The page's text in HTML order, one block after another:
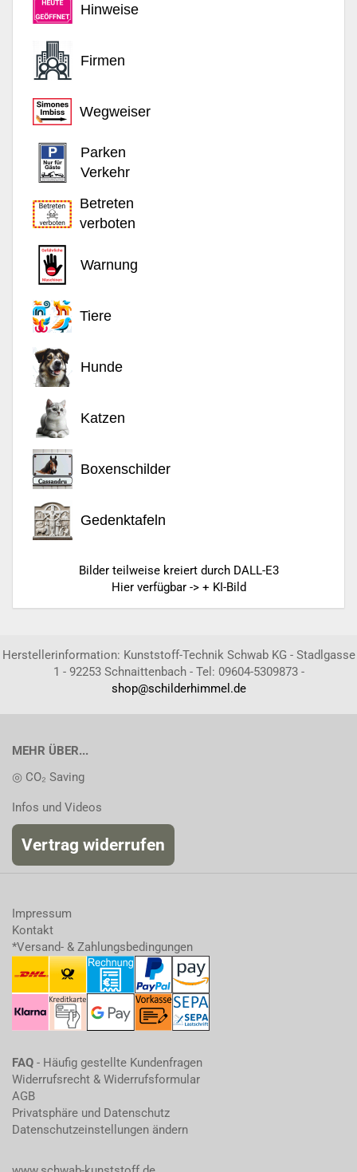
Hinweise
Firmen
Wegweiser
Parken
Verkehr
Betreten
verboten
Warnung
Tiere
Hunde
Katzen
Boxenschilder
Gedenktafeln
Bilder teilweise kreiert durch DALL-E3
Hier verfügbar -> + KI-Bild
Herstellerinformation: Kunststoff-Technik Schwab KG - Stadlgasse
1 - 92253 Schnaittenbach - Tel: 09604-5309873 -
shop@schilderhimmel.de
MEHR ÜBER...
◎ CO₂ Saving
Infos und Videos
Vertrag widerrufen
Impressum
Kontakt
*Versand- & Zahlungsbedingungen
FAQ - Häufig gestellte Kundenfragen
Widerrufsrecht & Widerrufsformular
AGB
Privatsphäre und Datenschutz
Datenschutzeinstellungen ändern